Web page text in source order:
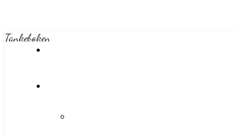
Tankeboken